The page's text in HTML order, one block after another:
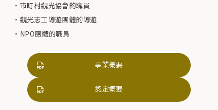
市町村觀光協會的職員
觀光志工導遊團體的導遊
NPO團體的職員
事業概要
認定概要